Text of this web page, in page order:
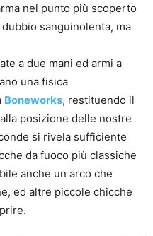
nel punto più scoperto
sanguinolenta, ma
a due mani ed armi a
una fisica
Boneworks, restituendo il
posizione delle nostre
si rivela sufficiente
da fuoco più classiche
anche un arco che
ed altre piccole chicche